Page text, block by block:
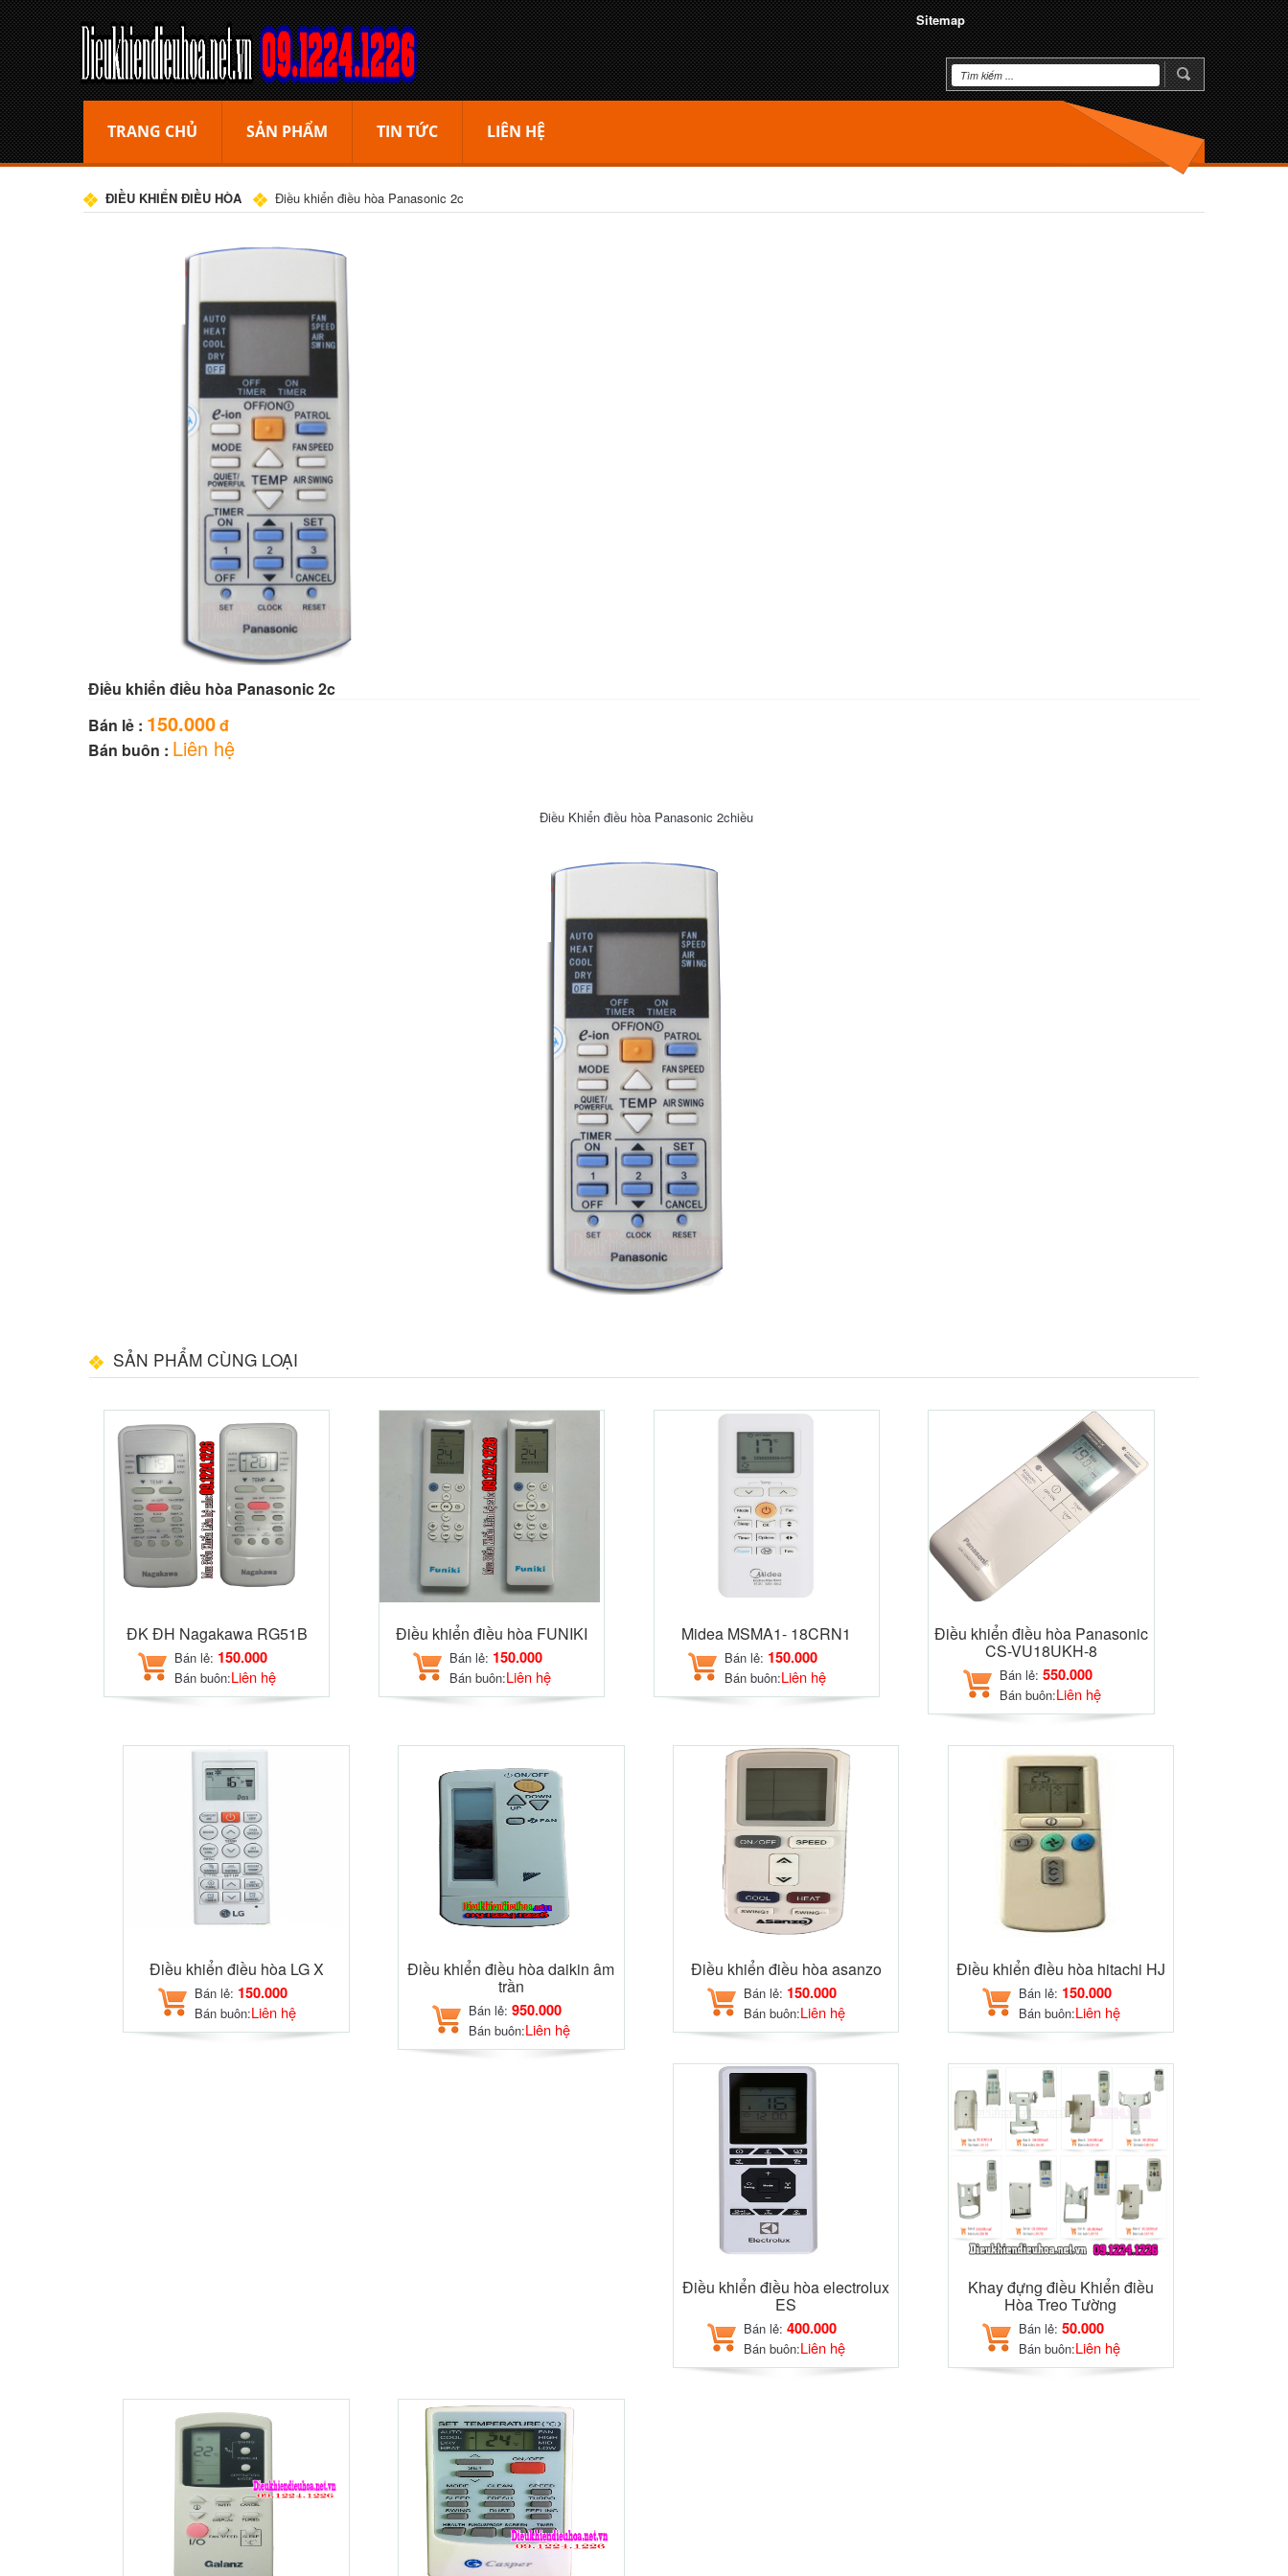
Sitemap
TRANG CHỦ SẢN PHẨM TIN TỨC LIÊN HỆ
ĐIỀU KHIỂN ĐIỀU HÒA Điều khiển điều hòa Panasonic 2c
Điều khiển điều hòa Panasonic 2c
Bán lẻ : 150.000đ
Bán buôn : Liên hệ
Điều Khiển điều hòa Panasonic 2chiều
SẢN PHẨM CÙNG LOẠI
ĐK ĐH Nagakawa RG51B
Bán lẻ: 150.000
Bán buôn:Liên hệ
Điều khiển điều hòa FUNIKI
Bán lẻ: 150.000
Bán buôn:Liên hệ
Midea MSMA1- 18CRN1
Bán lẻ: 150.000
Bán buôn:Liên hệ
Điều khiển điều hòa Panasonic
CS-VU18UKH-8
Bán lẻ: 550.000
Bán buôn:Liên hệ
Điều khiển điều hòa LG X
Bán lẻ: 150.000
Bán buôn:Liên hệ
Điều khiển điều hòa daikin âm
trần
Bán lẻ:950.000
Bán buôn:Liên hệ
Điều khiển điều hòa asanzo
Bán lẻ: 150.000
Bán buôn:Liên hệ
Điều khiển điều hòa hitachi HJ
Bán lẻ: 150.000
Bán buôn:Liên hệ
Điều khiển điều hòa electrolux
ES
Bán lẻ:400.000
Bán buôn:Liên hệ
Khay đựng điều Khiển điều
Hòa Treo Tường
Bán lẻ: 50.000
Bán buôn:Liên hệ